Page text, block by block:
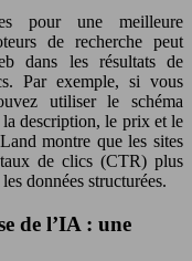
pour une meilleure
de recherche peut
dans les résultats de
Par exemple, si vous
utiliser le schéma
description, le prix et le
montre que les sites
de clics (CTR) plus
données structurées.
de l’IA : une